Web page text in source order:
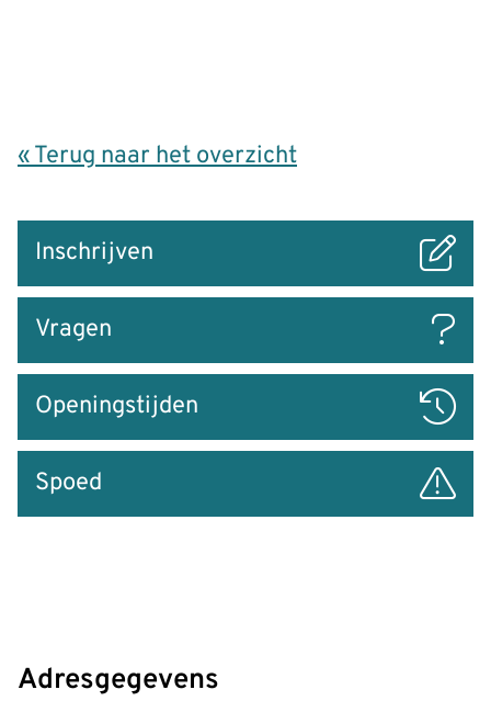
« Terug naar het overzicht
naar
Inschrijven
Vragen
Openingstijden
Spoed
Adresgegevens